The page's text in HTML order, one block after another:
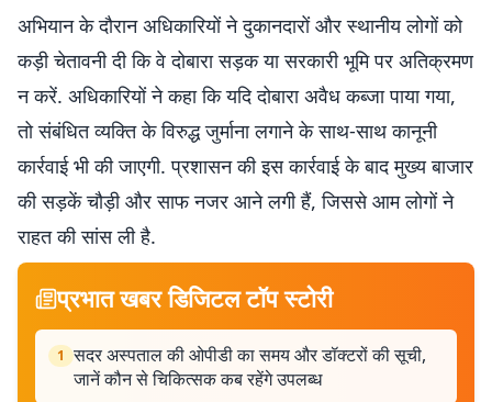
अभियान के दौरान अधिकारियों ने दुकानदारों और स्थानीय लोगों को
कड़ी चेतावनी दी कि वे दोबारा सड़क या सरकारी भूमि पर अतिक्रमण
न करें. अधिकारियों ने कहा कि यदि दोबारा अवैध कब्जा पाया गया,
तो संबंधित व्यक्ति के विरुद्ध जुर्माना लगाने के साथ-साथ कानूनी
कार्रवाई भी की जाएगी. प्रशासन की इस कार्रवाई के बाद मुख्य बाजार
की सड़कें चौड़ी और साफ नजर आने लगी हैं, जिससे आम लोगों ने
राहत की सांस ली है.
प्रभात खबर डिजिटल टॉप स्टोरी
1 सदर अस्पताल की ओपीडी का समय और डॉक्टरों की सूची,
जानें कौन से चिकित्सक कब रहेंगे उपलब्ध